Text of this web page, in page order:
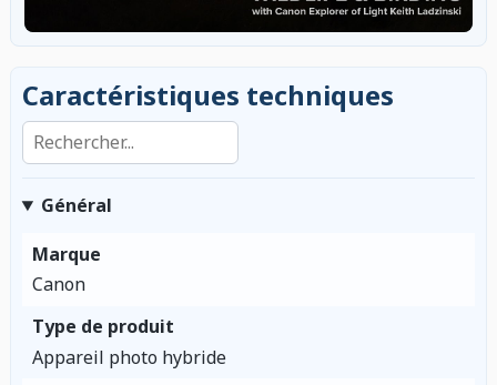
Caractéristiques techniques
Rechercher dans les caractéristiques
Général
Marque
Canon
Type de produit
Appareil photo hybride